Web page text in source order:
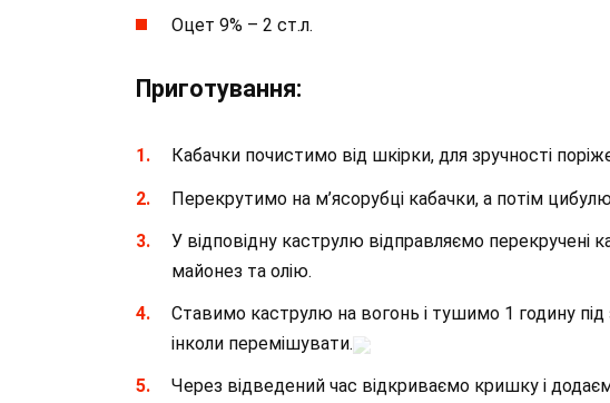
Оцет 9% – 2 ст.л.
Приготування:
Кабачки почистимо від шкірки, для зручності
Перекрутимо на м’ясорубці кабачки, а потім
У відповідну каструлю відправляємо перекручені
майонез та олію.
Ставимо каструлю на вогонь і тушимо 1 годину
інколи перемішувати.
Через відведений час відкриваємо кришку і